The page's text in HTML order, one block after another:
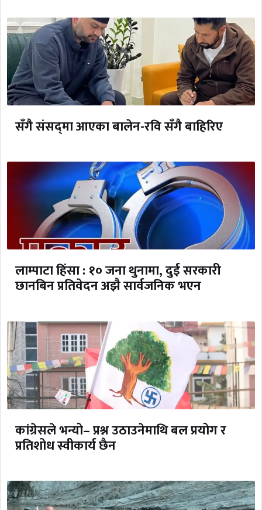
सँगै संसद्‌मा आएका बालेन-रवि सँगै बाहिरिए
लाम्पाटा हिंसा : १० जना थुनामा, दुई सरकारी
छानबिन प्रतिवेदन अझै सार्वजनिक भएन
कांग्रेसले भन्यो– प्रश्न उठाउनेमाथि बल प्रयोग र
प्रतिशोध स्वीकार्य छैन